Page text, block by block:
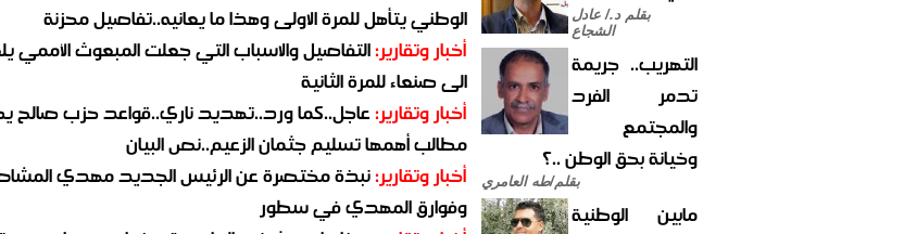
بقلم د./ عادل
الشجاع
التهريب.. جريمة
تدمر الفرد
والمجتمع
وخيانة بحق الوطن ..؟
بقلم/طه العامري
مابين الوطنية
الوطني يتأهل للمرة الاولى وهذا ما يعانيه..تفاصيل محزنة
أخبار وتقارير:التفاصيل والاسباب التي جعلت المبعوث الأممي
الى صنعاء للمرة الثانية
أخبار وتقارير:عاجل..كما ورد..تهديد ناري..قواعد حزب صالح
مطالب أهمها تسليم جثمان الزعيم..نص البيان
أخبار وتقارير:نبذة مختصرة عن الرئيس الجديد مهدي
وفوارق المهدي في سطور